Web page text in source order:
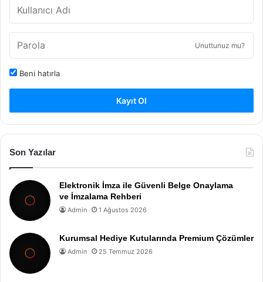
Unuttunuz mu?
Beni hatırla
Kayıt Ol
Son Yazılar
Elektronik İmza ile Güvenli Belge Onaylama
ve İmzalama Rehberi
Admin 1 Ağustos 2026
Kurumsal Hediye Kutularında Premium Çözümler
Admin 25 Temmuz 2026